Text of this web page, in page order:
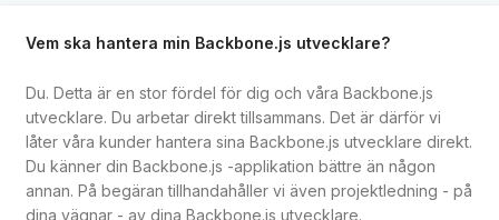
Vem ska hantera min Backbone.js utvecklare?
Du. Detta är en stor fördel för dig och våra Backbone.js
utvecklare. Du arbetar direkt tillsammans. Det är därför vi
låter våra kunder hantera sina Backbone.js utvecklare direkt.
Du känner din Backbone.js -applikation bättre än någon
annan. På begäran tillhandahåller vi även projektledning - på
dina vägnar - av dina Backbone.js utvecklare.